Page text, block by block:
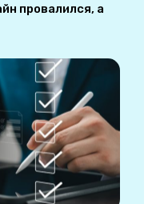
провалился, а